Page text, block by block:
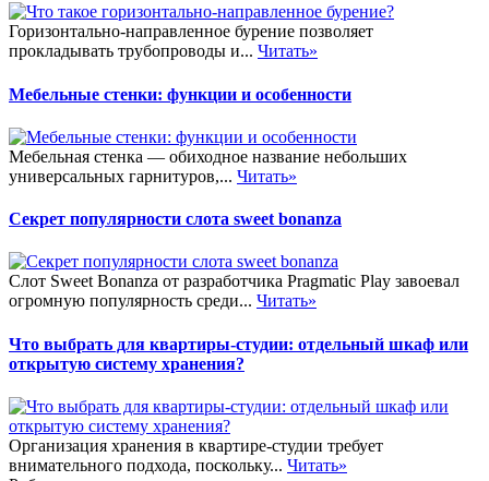
Горизонтально-направленное бурение позволяет
прокладывать трубопроводы и... Читать»
Мебельные стенки: функции и особенности
Мебельная стенка — обиходное название небольших
универсальных гарнитуров,... Читать»
Секрет популярности слота sweet bonanza
Слот Sweet Bonanza от разработчика Pragmatic Play завоевал
огромную популярность среди... Читать»
Что выбрать для квартиры-студии: отдельный шкаф или
открытую систему хранения?
Организация хранения в квартире-студии требует
внимательного подхода, поскольку... Читать»